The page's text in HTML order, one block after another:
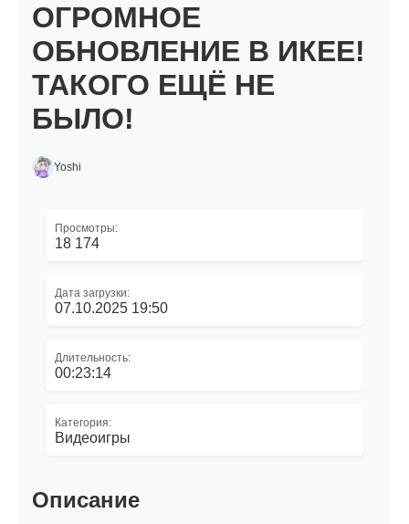
ОГРОМНОЕ
ОБНОВЛЕНИЕ В ИКЕЕ!
ТАКОГО ЕЩЁ НЕ
БЫЛО!
Yoshi
Просмотры:
18 174
Дата загрузки:
07.10.2025 19:50
Длительность:
00:23:14
Категория:
Видеоигры
Описание